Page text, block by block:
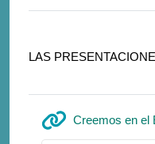
LAS
Creemos en el